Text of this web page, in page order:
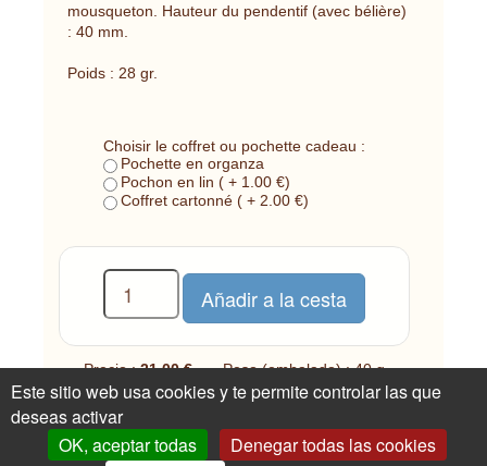
mousqueton. Hauteur du pendentif (avec bélière)
: 40 mm.
Poids : 28 gr.
Choisir le coffret ou pochette cadeau :
Pochette en organza
Pochon en lin ( + 1.00 €)
Coffret cartonné ( + 2.00 €)
Precio :21.00 €Peso (embalado) : 40 g
Este sitio web usa cookies y te permite controlar las que
deseas activar
OK, aceptar todas
Denegar todas las cookies